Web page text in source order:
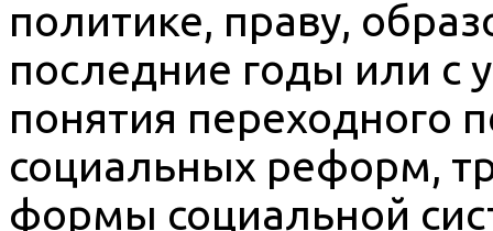
политике, праву,
последние годы или с
понятия переходного
социальных реформ,
формы социальной